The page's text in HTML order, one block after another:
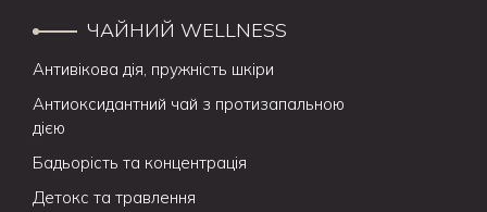
ЧАЙНИЙ WELLNESS
Антивікова дія, пружність шкіри
Антиоксидантний чай з протизапальною
дією
Бадьорість та концентрація
Детокс та травлення